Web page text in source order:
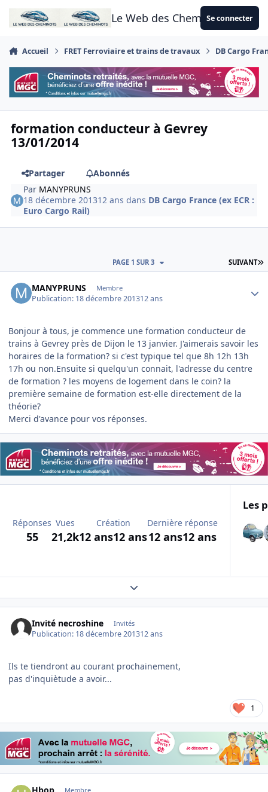
Aller au contenu
Le Web des CheminotsSe connecter
Accueil FRET Ferroviaire et trains de travaux DB Cargo
formation conducteur à Gevrey
13/01/2014
Partager
Abonnés
Par MANYPRUNS
18 décembre 201312 ans dans DB Cargo France (ex ECR :
Euro Cargo Rail)
SUIVANT
PAGE 1 SUR 3
MANYPRUNS Membre
Publication: 18 décembre 201312 ans
Bonjour à tous, je commence une formation conducteur de
trains à Gevrey près de Dijon le 13 janvier. J'aimerais savoir les
horaires de la formation? si c'est typique tel que 8h 12h 13h
17h ou non.Ensuite si quelqu'un connait, l'adresse du centre
de formation ? les moyens de logement dans le coin? la
première semaine de formation est-elle directement de la
théorie?
Merci d'avance pour vos réponses.
Réponses
55
Vues
21,2k
Création
12 ans12 ans
Dernière réponse
12 ans12 ans
Les
Expand topic overview
Invité necroshine Invités
Publication: 18 décembre 201312 ans
Ils te tiendront au courant prochainement,
pas d'inquiètude a avoir...
1
Membre